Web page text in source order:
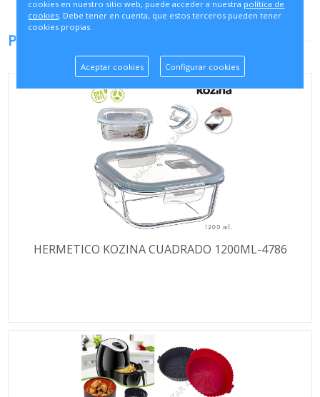
PRODUCTOS RELACIONADOS
HERMETICO KOZINA CUADRADO 1200ML-4786
cookies en nuestro sitio web, puede acceder a nuestra política de
cookies. Debe tener en cuenta, que estos terceros pueden tener
cookies propias.
Aceptar cookies Configurar cookies